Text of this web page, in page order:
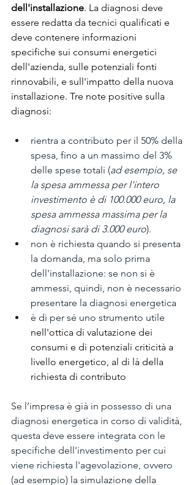
dell'installazione. La diagnosi deve
essere redatta da tecnici qualificati e
deve contenere informazioni
specifiche sui consumi energetici
dell'azienda, sulle potenziali fonti
rinnovabili, e sull'impatto della nuova
installazione. Tre note positive sulla
diagnosi:
rientra a contributo per il 50% della
spesa, fino a un massimo del 3%
delle spese totali (ad esempio, se
la spesa ammessa per l'intero
investimento è di 100.000 euro, la
spesa ammessa massima per la
diagnosi sarà di 3.000 euro).
non è richiesta quando si presenta
la domanda, ma solo prima
dell'installazione: se non si è
ammessi, quindi, non è necessario
presentare la diagnosi energetica
è di per sé uno strumento utile
nell'ottica di valutazione dei
consumi e di potenziali criticità a
livello energetico, al di là della
richiesta di contributo
Se l’impresa è già in possesso di una
diagnosi energetica in corso di validità,
questa deve essere integrata con le
specifiche dell'investimento per cui
viene richiesta l'agevolazione, ovvero
(ad esempio) la simulazione della